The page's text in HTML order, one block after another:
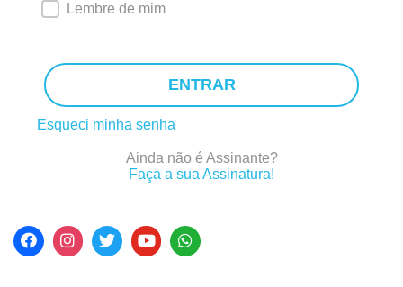
Lembre de mim
ENTRAR
Esqueci minha senha
Ainda não é Assinante?
Faça a sua Assinatura!